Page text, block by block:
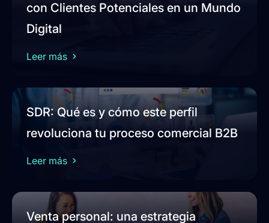
con Clientes Potenciales en un Mundo
Digital
Leer más
SDR: Qué es y cómo este perfil
revoluciona tu proceso comercial B2B
Leer más
Venta personal: una estrategia